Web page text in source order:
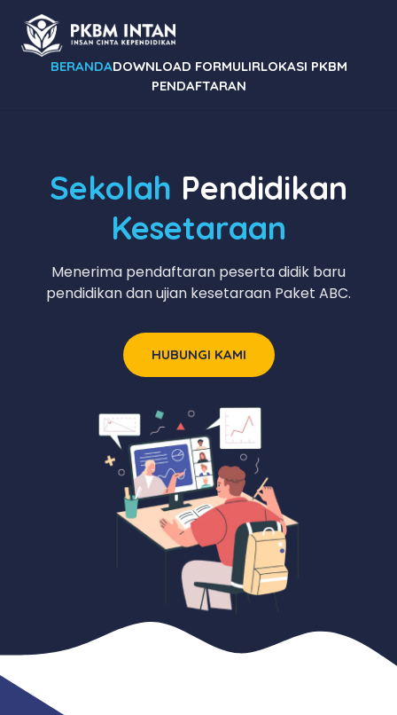
BERANDADOWNLOAD FORMULIRLOKASI PKBM
PENDAFTARAN
Sekolah Pendidikan
Kesetaraan
Menerima pendaftaran peserta didik baru
pendidikan dan ujian kesetaraan Paket ABC.
HUBUNGI KAMI